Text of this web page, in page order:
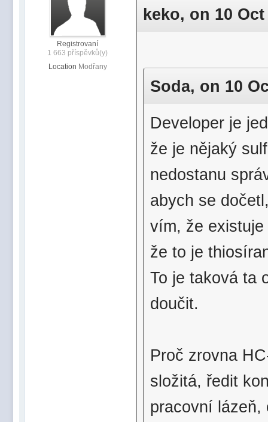
Registrovaní
1 663 příspěvků(y)
Location Modřany
keko, on 10
Soda, on 10
Developer je
že je nějaký
nedostanu
abych se
vím, že
že to je
To je taková ta
doučit.
Proč zrovna
složitá, ředit
pracovní lázeň,